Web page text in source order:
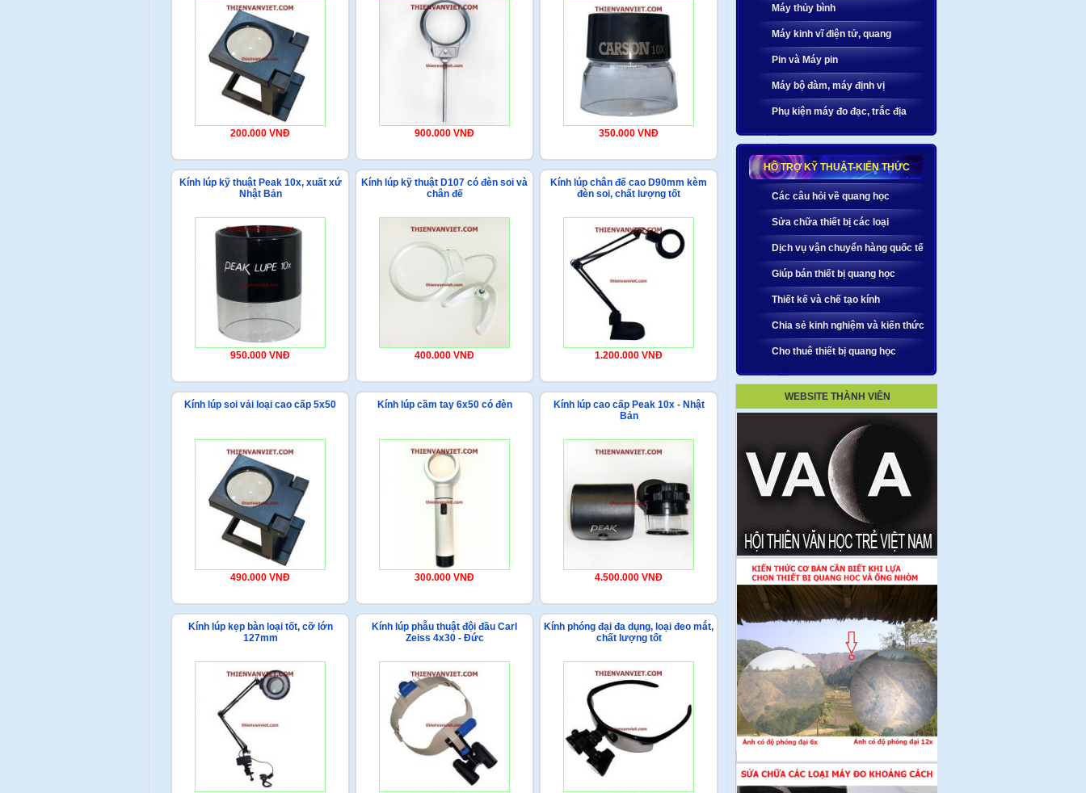
200.000 VNĐ 900.000 VNĐ 350.000 VNĐ
Kính lúp kỹ thuật Peak 10x, xuất xứ
Nhật Bản
950.000 VNĐ
Kính lúp kỹ thuật D107 có đèn soi và
chân đế
400.000 VNĐ
Kính lúp chân đế cao D90mm kèm
đèn soi, chất lượng tốt
1.200.000 VNĐ
Kính lúp soi vải loại cao cấp 5x50
490.000 VNĐ
Kính lúp cầm tay 6x50 có đèn
300.000 VNĐ
Kính lúp cao cấp Peak 10x - Nhật
Bản
4.500.000 VNĐ
Kính lúp kẹp bàn loại tốt, cỡ lớn
127mm
Kính lúp phẫu thuật đội đầu Carl
Zeiss 4x30 - Đức
Kính phóng đại đa dụng, loại đeo mắt,
chất lượng tốt
Máy thủy bình
Máy kinh vĩ điện tử, quang
Pin và Máy pin
Máy bộ đàm, máy định vị
Phụ kiện máy đo đạc, trắc địa
HỖ TRỢ KỸ THUẬT-KIẾN THỨC
Các câu hỏi về quang học
Sửa chữa thiết bị các loại
Dịch vụ vận chuyển hàng quốc tế
Giúp bán thiết bị quang học
Thiết kế và chế tạo kính
Chia sẻ kinh nghiệm và kiến thức
Cho thuê thiết bị quang học
WEBSITE THÀNH VIÊN